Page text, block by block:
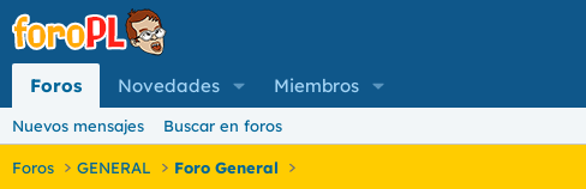
Foros Novedades Miembros
Nuevos mensajes Buscar en foros
Foros GENERAL Foro General